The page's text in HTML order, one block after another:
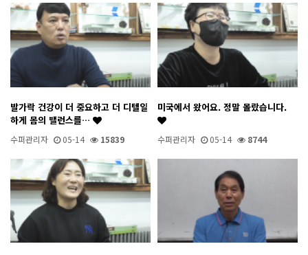
발가락 건강이 더 중요하고 더 디텔일
하게 몸의 밸런스를…
수퍼관리자 05-14 15839
미국에서 왔어요. 정말 몰랐습니다.
수퍼관리자 05-14 8744